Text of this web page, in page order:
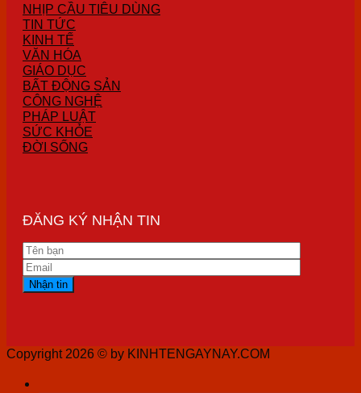
NHỊP CẦU TIÊU DÙNG
TIN TỨC
KINH TẾ
VĂN HÓA
GIÁO DỤC
BẤT ĐỘNG SẢN
CÔNG NGHỆ
PHÁP LUẬT
SỨC KHỎE
ĐỜI SỐNG
ĐĂNG KÝ NHẬN TIN
Copyright 2026 © by KINHTENGAYNAY.COM